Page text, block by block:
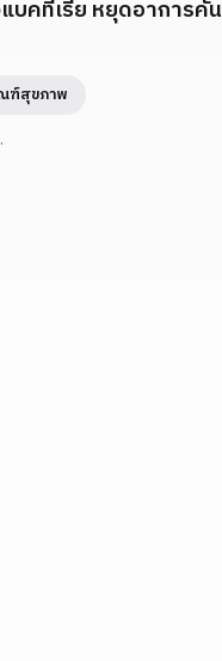
บคทีเรีย หยุดอาการคัน
ฑ์สุขภาพ